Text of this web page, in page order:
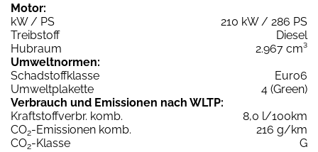
Motor:
kW / PS
210 kW / 286 PS
Treibstoff
Diesel
Hubraum
2.967 cm³
Umweltnormen:
Schadstoffklasse
Euro6
Umweltplakette
4 (Green)
Verbrauch und Emissionen nach WLTP:
Kraftstoffverbr. komb.
8,0 l/100km
CO2-Emissionen komb.
216 g/km
CO2-Klasse
G